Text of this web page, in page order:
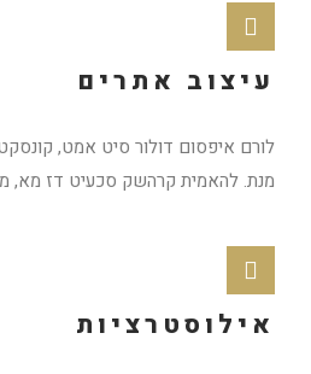
עיצוב אתרים
לורם איפסום דולור סיט אמט,
מנת. להאמית קרהשק סכעיט דז מא,
אילוסטרציות